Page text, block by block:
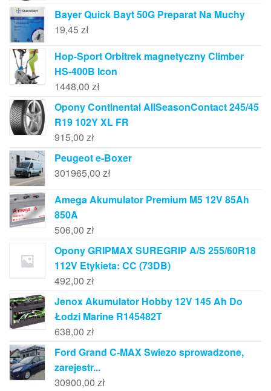
Bayer Quick Bayt 50G Preparat Na Muchy
19,45 zł
Hop-Sport Orbitrek magnetyczny Climber
HS-400B Icon
1448,00 zł
Opony Continental AllSeasonContact 245/45
R19 102Y XL FR
915,00 zł
Peugeot e-Boxer
301965,00 zł
Amega Akumulator Premium M5 12V 85Ah
850A
506,00 zł
Opony GRIPMAX SUREGRIP A/S 255/60R18
112V Etykieta: CC (73DB)
492,00 zł
Jenox Akumulator Hobby 12V 145 Ah Do
Łodzi Marine R145482T
638,00 zł
Ford Grand C-MAX Swiezo sprowadzone,
zarejestr...
30900,00 zł